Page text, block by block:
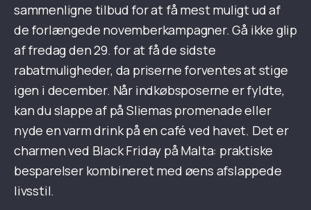
sammenligne tilbud for at få mest muligt ud af
de forlængede novemberkampagner. Gå ikke glip
af fredag den 29. for at få de sidste
rabatmuligheder, da priserne forventes at stige
igen i december. Når indkøbsposerne er fyldte,
kan du slappe af på Sliemas promenade eller
nyde en varm drink på en café ved havet. Det er
charmen ved Black Friday på Malta: praktiske
besparelser kombineret med øens afslappede
livsstil.